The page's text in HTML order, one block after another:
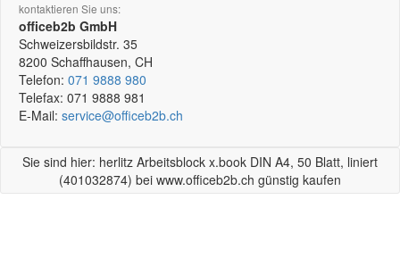
kontaktieren Sie uns:
officeb2b GmbH
Schweizersbildstr. 35
8200 Schaffhausen, CH
Telefon: 071 9888 980
Telefax: 071 9888 981
E-Mail: service@officeb2b.ch
Sie sind hier: herlitz Arbeitsblock x.book DIN A4, 50 Blatt, liniert
(401032874) bei www.officeb2b.ch günstig kaufen